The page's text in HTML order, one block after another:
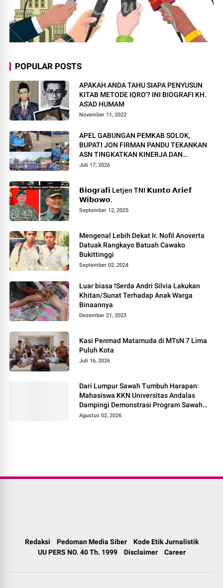
POPULAR POSTS
APAKAH ANDA TAHU SIAPA PENYUSUN
KITAB METODE IQRO'? INI BIOGRAFI KH.
AS'AD HUMAM
November 11, 2022
APEL GABUNGAN PEMKAB SOLOK,
BUPATI JON FIRMAN PANDU TEKANKAN
ASN TINGKATKAN KINERJA DAN
PELAYANAN MASYARAKAT.
Juli 17, 2026
𝗕𝗶𝗼𝗴𝗿𝗮𝗳𝗶 Letjen TNI 𝗞𝘂𝗻𝘁𝗼 𝗔𝗿𝗶𝗲𝗳
𝗪𝗶𝗯𝗼𝘄𝗼.
September 12, 2025
Mengenal Lebih Dekat Ir. Nofil Anoverta
Datuak Rangkayo Batuah Cawako
Bukittinggi
September 02, 2024
Luar biasa !Serda Andri Silvia Lakukan
Khitan/Sunat Terhadap Anak Warga
Binaannya
Desember 21, 2023
Kasi Penmad Matamuda di MTsN 7 Lima
Puluh Kota
Juli 16, 2026
Dari Lumpur Sawah Tumbuh Harapan:
Mahasiswa KKN Universitas Andalas
Dampingi Demonstrasi Program Sawah
Pokok Murah di Jorong Bayua
Agustus 02, 2026
Redaksi Pedoman Media Siber
Kode Etik Jurnalistik
UU PERS NO. 40 Th. 1999
Disclaimer Career